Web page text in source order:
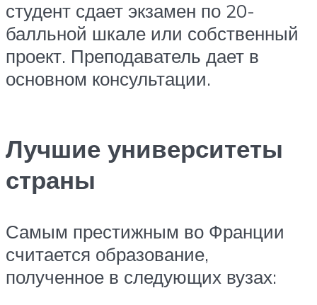
студент сдает экзамен по 20-
балльной шкале или собственный
проект. Преподаватель дает в
основном консультации.
Лучшие университеты
страны
Самым престижным во Франции
считается образование,
полученное в следующих вузах: